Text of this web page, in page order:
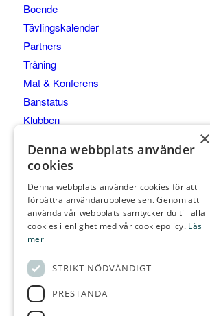
Boende
Tävlingskalender
Partners
Träning
Mat & Konferens
Banstatus
Klubben
Kommittéer
KONTAKTA OSS
Gräppås Golfbaneväg 60
439 91 ONSALA
Telefon:
E-post: info@grappasgk.se
×
Denna webbplats använder
cookies
Denna webbplats använder cookies för att
förbättra användarupplevelsen. Genom att
använda vår webbplats samtycker du till alla
cookies i enlighet med vår cookiepolicy. Läs
mer
STRIKT NÖDVÄNDIGT
PRESTANDA